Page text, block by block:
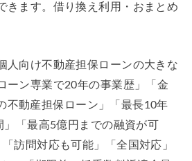
きます。借り換え利用・おまとめ
人向け不動産担保ローンの大きな
ーン専業で20年の事業歴」「金
不動産担保ローン」「最長10年
」「最高5億円までの融資が可
訪問対応も可能」「全国対応」